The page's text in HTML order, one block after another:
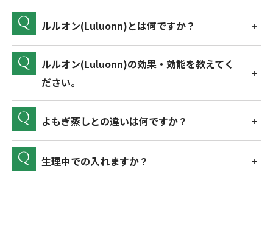
ルルオン(Luluonn)とは何ですか？
ルルオン(Luluonn)の効果・効能を教えてく
ださい。
よもぎ蒸しとの違いは何ですか？
生理中での入れますか？